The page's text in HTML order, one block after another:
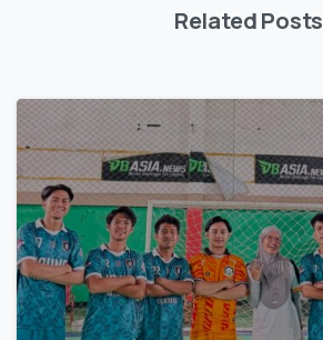
Related Posts